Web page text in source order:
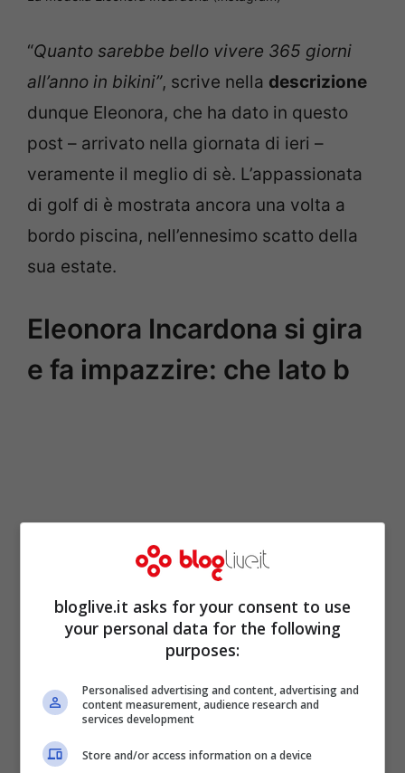
“Quanto sarebbe bello vivere 365 giorni
all’anno in bikini”, scrive nella descrizione
dunque Eleonora, che ha dato in questo
post – arrivato nella giornata di ieri –
veramente il meglio di sè. L’appassionata
di golf di è mostrata ancora una volta a
bordo piscina, nell’ennesimo scatto della
sua estate.
Eleonora Incardona si gira
e fa impazzire: che lato b
bloglive.it asks for your consent to use
your personal data for the following
purposes:
Personalised advertising and content, advertising and
content measurement, audience research and
services development
Store and/or access information on a device